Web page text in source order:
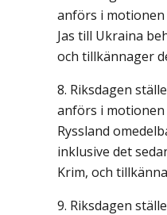
anförs i
Jas till Ukraina
och tillkännager
Riksdagen
anförs i
Ryssland
inklusive det
Krim, och
Riksdagen